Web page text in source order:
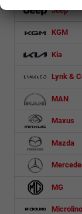
Jeep
KGM
Kia
Lynk &
MAN
Maxus
Mazda
MG
Microlino